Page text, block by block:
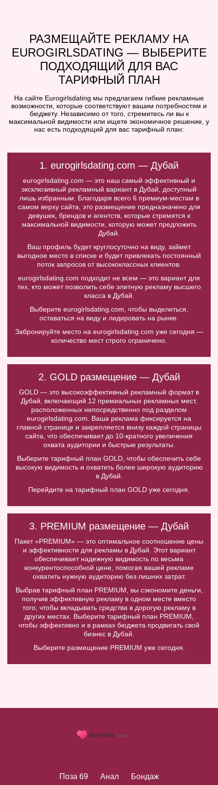
РАЗМЕЩАЙТЕ РЕКЛАМУ НА
EUROGIRLSDATING — ВЫБЕРИТЕ
ПОДХОДЯЩИЙ ДЛЯ ВАС
ТАРИФНЫЙ ПЛАН
На сайте Eurogirlsdating мы предлагаем гибкие рекламные
возможности, которые соответствуют вашим потребностям и
бюджету. Независимо от того, стремитесь ли вы к
максимальной видимости или ищете экономичное решение, у
нас есть подходящий для вас тарифный план:
1. eurogirlsdating.com — Дубай
eurogirlsdating.com — это наш самый эффективный и
эксклюзивный рекламный вариант в Дубай, доступный
лишь избранным. Благодаря всего 6 премиум-местам в
самом верху сайта, это размещение предназначено для
девушек, брендов и агентств, которые стремятся к
максимальной видимости, которую может предложить
Дубай.
Ваш профиль будет круглосуточно на виду, займет
выгодное место в списке и будет привлекать постоянный
поток запросов от высококлассных клиентов.
eurogirlsdating.com подходит не всем — это вариант для
тех, кто может позволить себе элитную рекламу высшего
класса в Дубай.
Выберите eurogirlsdating.com, чтобы выделиться,
оставаться на виду и лидировать на рынке.
Забронируйте место на eurogirlsdating.com уже сегодня —
количество мест строго ограничено.
2. GOLD размещение — Дубай
GOLD — это высокоэффективный рекламный формат в
Дубай, включающий 12 премиальных рекламных мест,
расположенных непосредственно под разделом
eurogirlsdating.com. Ваша реклама фиксируется на
главной странице и закрепляется внизу каждой страницы
сайта, что обеспечивает до 10-кратного увеличения
охвата аудитории и быстрые результаты.
Выберите тарифный план GOLD, чтобы обеспечить себе
высокую видимость и охватить более широкую аудиторию
в Дубай.
Перейдите на тарифный план GOLD уже сегодня.
3. PREMIUM размещение — Дубай
Пакет «PREMIUM» — это оптимальное соотношение цены
и эффективности для рекламы в Дубай. Этот вариант
обеспечивает надежную видимость по весьма
конкурентоспособной цене, помогая вашей рекламе
охватить нужную аудиторию без лишних затрат.
Выбрав тарифный план PREMIUM, вы сэкономите деньги,
получив эффективную рекламу в одном месте вместо
того, чтобы вкладывать средства в дорогую рекламу в
других местах. Выберите тарифный план PREMIUM,
чтобы эффективно и в рамках бюджета продвигать свой
бизнес в Дубай.
Выберите размещение PREMIUM уже сегодня.
Поза 69 Анал
Бондаж